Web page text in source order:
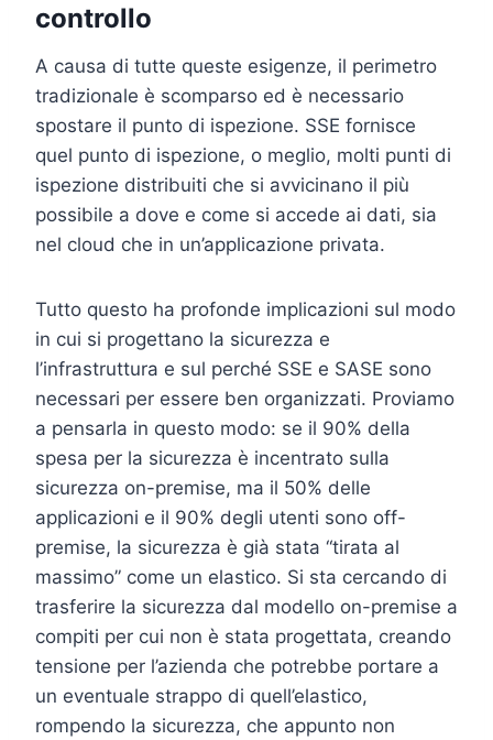
controllo
A causa di tutte queste esigenze, il perimetro
tradizionale è scomparso ed è necessario
spostare il punto di ispezione. SSE fornisce
quel punto di ispezione, o meglio, molti punti di
ispezione distribuiti che si avvicinano il più
possibile a dove e come si accede ai dati, sia
nel cloud che in un’applicazione privata.
Tutto questo ha profonde implicazioni sul modo
in cui si progettano la sicurezza e
l’infrastruttura e sul perché SSE e SASE sono
necessari per essere ben organizzati. Proviamo
a pensarla in questo modo: se il 90% della
spesa per la sicurezza è incentrato sulla
sicurezza on-premise, ma il 50% delle
applicazioni e il 90% degli utenti sono off-
premise, la sicurezza è già stata “tirata al
massimo” come un elastico. Si sta cercando di
trasferire la sicurezza dal modello on-premise a
compiti per cui non è stata progettata, creando
tensione per l’azienda che potrebbe portare a
un eventuale strappo di quell’elastico,
rompendo la sicurezza, che appunto non